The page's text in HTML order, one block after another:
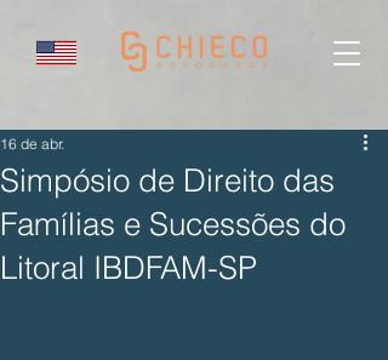
Simpósio de Direito das
Famílias e Sucessões do
Litoral IBDFAM-SP
16 de abr.